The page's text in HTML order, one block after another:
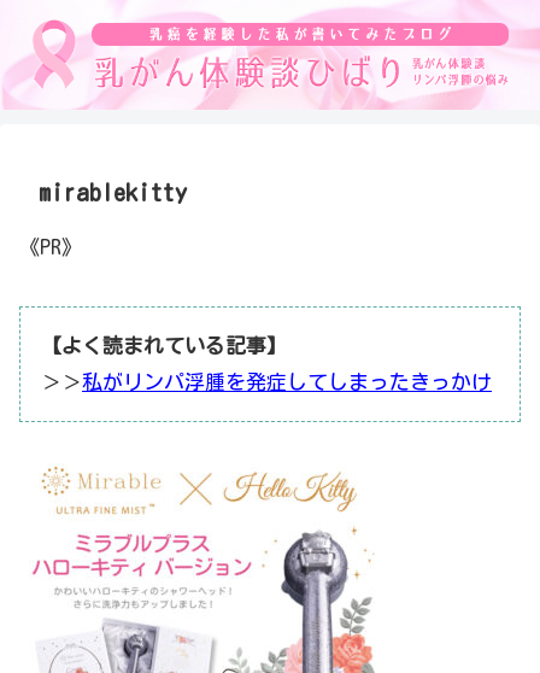
mirablekitty
《PR》
【よく読まれている記事】
＞＞私がリンパ浮腫を発症してしまったきっかけ